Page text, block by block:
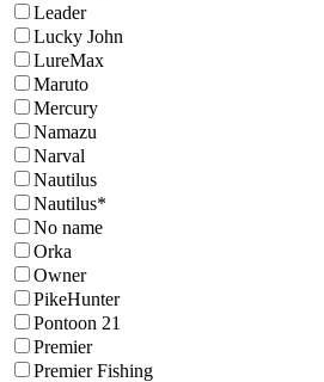
Leader
Lucky John
LureMax
Maruto
Mercury
Namazu
Narval
Nautilus
Nautilus*
No name
Orka
Owner
PikeHunter
Pontoon 21
Premier
Premier Fishing